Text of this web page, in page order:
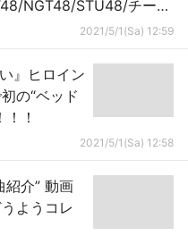
NGT48/STU48/チーム
2021/5/1(Sa) 12:59
』ヒロイン
の“ベッド
！
2021/5/1(Sa) 12:58
紹介” 動画
ようコレ